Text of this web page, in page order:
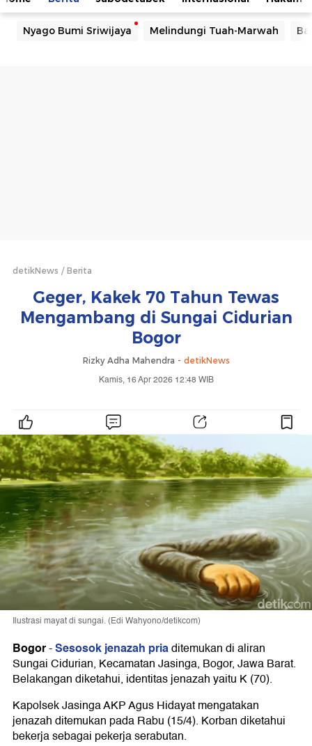
Nyago Bumi Sriwijaya Melindungi Tuah-Marwah
detikNews Berita
Geger, Kakek 70 Tahun Tewas
Mengambang di Sungai Cidurian
Bogor
Rizky Adha Mahendra - detikNews
Kamis, 16 Apr 2026 12:48 WIB
Ilustrasi mayat di sungai. (Edi Wahyono/detikcom)
Bogor-Sesosok jenazah priaditemukan di aliran
Sungai Cidurian, Kecamatan Jasinga, Bogor, Jawa Barat.
Belakangan diketahui, identitas jenazah yaitu K (70).
Kapolsek Jasinga AKP Agus Hidayat mengatakan
jenazah ditemukan pada Rabu (15/4). Korban diketahui
bekerja sebagai pekerja serabutan.